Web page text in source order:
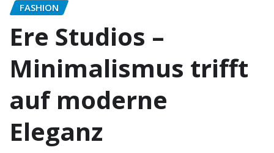
FASHION
Ere Studios –
Minimalismus trifft
auf moderne
Eleganz